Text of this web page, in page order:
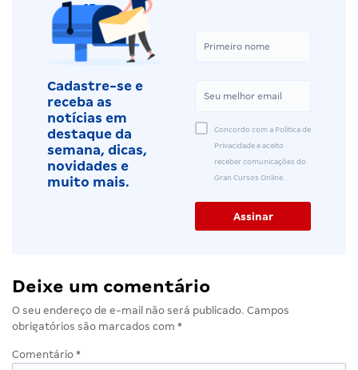
Cadastre-se e
receba as
notícias em
destaque da
semana, dicas,
novidades e
muito mais.
Concordo com a Política de
Privacidade e aceito
receber comunicações do
Gran Cursos Online.
Deixe um comentário
O seu endereço de e-mail não será publicado. Campos
obrigatórios são marcados com *
Comentário *